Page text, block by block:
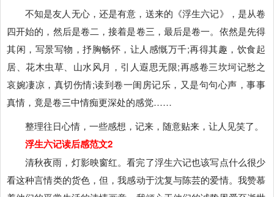
不知是友人无心，还是有意，送来的《浮生六记》，是从卷
四开始的，然后是卷二，接着是卷三，最后是卷一。依然是先得
其闲，写景写物，抒胸畅怀，让人感慨万千;再得其趣，饮食起
居、花木虫草、山水风月，引人遐思无限;再感卷三坎坷记愁之
哀婉凄凉，真切伤情;读到卷一闺房记乐，又是句句心声，事事
真情，竟是卷三中情痴更深处的感觉……
整理往日心情，一些感想，记来，随意贴来，让人见笑了。
浮生六记读后感范文2
清秋夜雨，灯影映窗红。看完了浮生六记也该写点什么很少
看这种言情类的货色，但，我感动于沈复与陈芸的爱情。我赞慕